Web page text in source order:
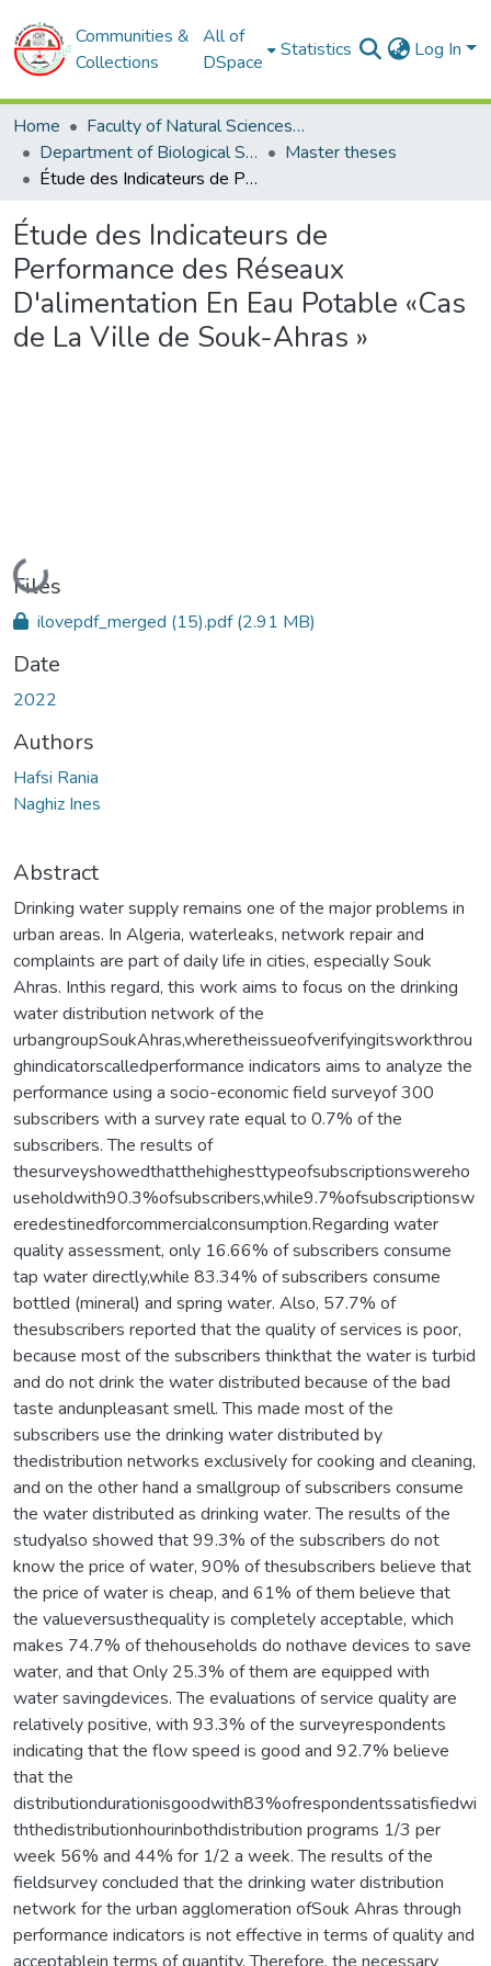
Communities &
Collections
All of
DSpace
Statistics Log In
Home
Faculty of Natural Sciences and Life
Department of Biological Sciences
Master theses
Étude des Indicateurs de Performance des Réseaux D'alimentation En Eau Potable «Cas de La Ville de Souk-Ahras »
Étude des Indicateurs de
Performance des Réseaux
D'alimentation En Eau Potable «Cas
de La Ville de Souk-Ahras »
Loading...
Files
ilovepdf_merged (15).pdf(2.91 MB)
Date
2022
Authors
Hafsi Rania
Naghiz Ines
Abstract
Drinking water supply remains one of the major problems in
urban areas. In Algeria, waterleaks, network repair and
complaints are part of daily life in cities, especially Souk
Ahras. Inthis regard, this work aims to focus on the drinking
water distribution network of the
urbangroupSoukAhras,wheretheissueofverifyingitsworkthrou
ghindicatorscalledperformance indicators aims to analyze the
performance using a socio-economic field surveyof 300
subscribers with a survey rate equal to 0.7% of the
subscribers. The results of
thesurveyshowedthatthehighesttypeofsubscriptionswereho
useholdwith90.3%ofsubscribers,while9.7%ofsubscriptionsw
eredestinedforcommercialconsumption.Regarding water
quality assessment, only 16.66% of subscribers consume
tap water directly,while 83.34% of subscribers consume
bottled (mineral) and spring water. Also, 57.7% of
thesubscribers reported that the quality of services is poor,
because most of the subscribers thinkthat the water is turbid
and do not drink the water distributed because of the bad
taste andunpleasant smell. This made most of the
subscribers use the drinking water distributed by
thedistribution networks exclusively for cooking and cleaning,
and on the other hand a smallgroup of subscribers consume
the water distributed as drinking water. The results of the
studyalso showed that 99.3% of the subscribers do not
know the price of water, 90% of thesubscribers believe that
the price of water is cheap, and 61% of them believe that
the valueversusthequality is completely acceptable, which
makes 74.7% of thehouseholds do nothave devices to save
water, and that Only 25.3% of them are equipped with
water savingdevices. The evaluations of service quality are
relatively positive, with 93.3% of the surveyrespondents
indicating that the flow speed is good and 92.7% believe
that the
distributiondurationisgoodwith83%ofrespondentssatisfiedwi
ththedistributionhourinbothdistribution programs 1/3 per
week 56% and 44% for 1/2 a week. The results of the
fieldsurvey concluded that the drinking water distribution
network for the urban agglomeration ofSouk Ahras through
performance indicators is not effective in terms of quality and